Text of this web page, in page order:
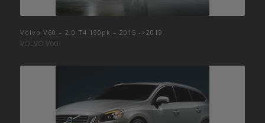
Volvo V60 – T6 – B4204T9 – 302pk 2014->2019
VOLVO V60
Volvo V60 – 2.0 T4 190pk – 2015 ->2019
VOLVO V60